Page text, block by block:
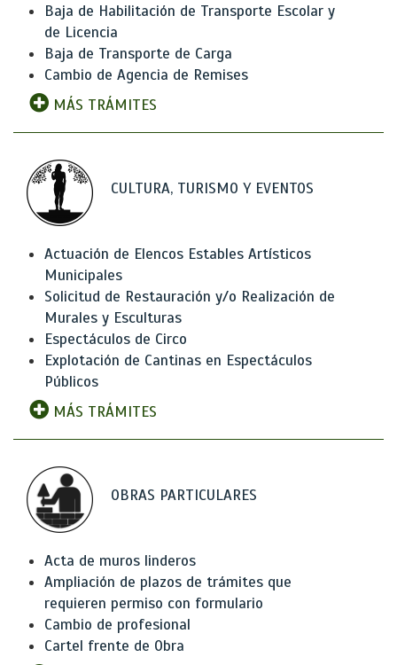
Baja de Habilitación de Transporte Escolar y
de Licencia
Baja de Transporte de Carga
Cambio de Agencia de Remises
MÁS TRÁMITES
CULTURA, TURISMO Y EVENTOS
Actuación de Elencos Estables Artísticos
Municipales
Solicitud de Restauración y/o Realización de
Murales y Esculturas
Espectáculos de Circo
Explotación de Cantinas en Espectáculos
Públicos
MÁS TRÁMITES
OBRAS PARTICULARES
Acta de muros linderos
Ampliación de plazos de trámites que
requieren permiso con formulario
Cambio de profesional
Cartel frente de Obra